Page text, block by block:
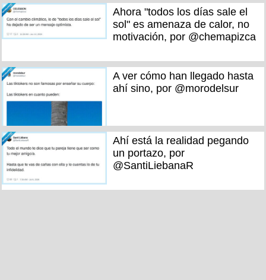
Ahora "todos los días sale el
sol" es amenaza de calor, no
motivación, por @chemapizca
A ver cómo han llegado hasta
ahí sino, por @morodelsur
Ahí está la realidad pegando
un portazo, por
@SantiLiebanaR